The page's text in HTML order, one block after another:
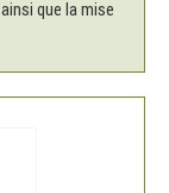
que la mise